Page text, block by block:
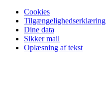
Cookies
Tilgængelighedserklæring
Dine data
Sikker mail
Oplæsning af tekst